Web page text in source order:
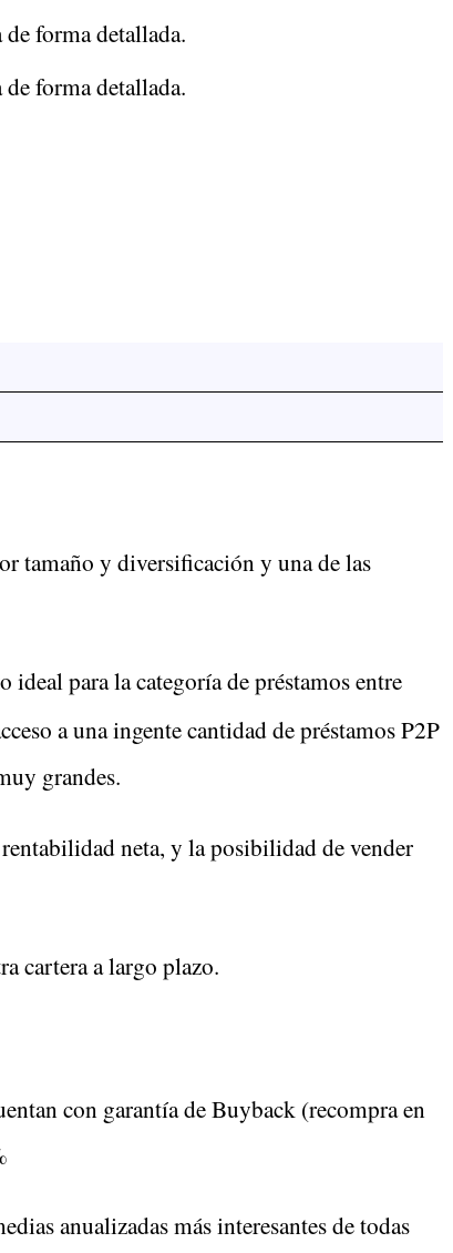
forma detallada.
forma detallada.
tamaño y diversificación y una de las
ideal para la categoría de préstamos entre
a una ingente cantidad de préstamos P2P
grandes.
neta, y la posibilidad de vender
cartera a largo plazo.
con garantía de Buyback (recompra en
anualizadas más interesantes de todas